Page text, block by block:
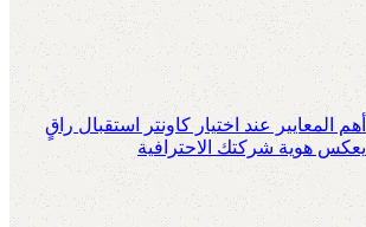
أهم المعايير عند اختيار كاونتر استقبال راقٍ
يعكس هوية شركتك الاحترافية